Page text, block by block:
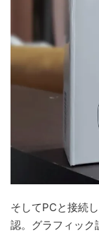
そしてPCと接続
認。グラフィック